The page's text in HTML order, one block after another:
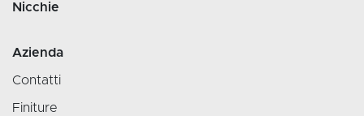
Nicchie
Azienda
Contatti
Finiture